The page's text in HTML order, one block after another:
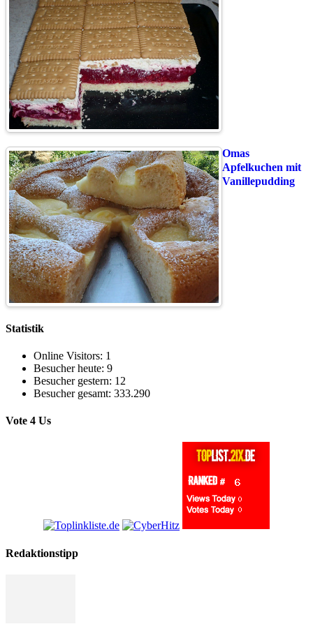
Omas
Apfelkuchen mit
Vanillepudding
Statistik
Online Visitors: 1
Besucher heute: 9
Besucher gestern: 12
Besucher gesamt: 333.290
Vote 4 Us
Redaktionstipp